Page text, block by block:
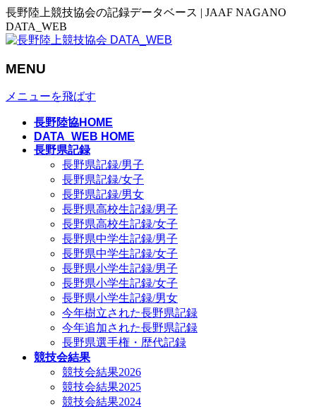
長野陸上競技協会の記録データベース | JAAF NAGANO
DATA_WEB
MENU
メニューを飛ばす
長野陸協HOME
DATA_WEB HOME
長野県記録
長野県記録/男子
長野県記録/女子
長野県記録/男女
長野県高校生記録/男子
長野県高校生記録/女子
長野県中学生記録/男子
長野県中学生記録/女子
長野県小学生記録/男子
長野県小学生記録/女子
長野県小学生記録/男女
今年樹立された長野県記録
今年追加された長野県記録
長野県選手権・歴代記録
競技会結果
競技会結果2026
競技会結果2025
競技会結果2024